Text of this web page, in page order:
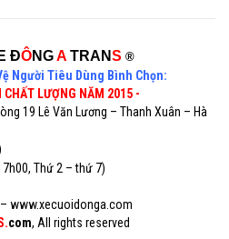
ĐÔNGA TRANS ®
Người Tiêu Dùng Bình Chọn:
CHẤT LƯỢNG NĂM 2015 -
19 Lê Văn Lương – Thanh Xuân – Hà
Thứ 2 – thứ 7)
– www.xecuoidonga.com
com, All rights reserved